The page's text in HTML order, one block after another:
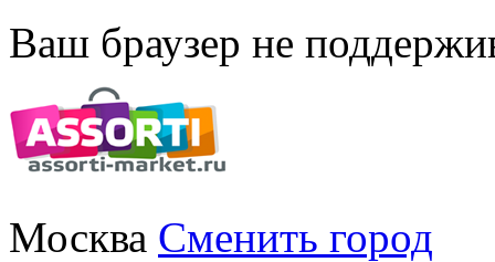
Ваш браузер не
Москва Сменить город